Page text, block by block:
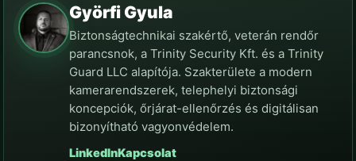
Györfi Gyula
Biztonságtechnikai szakértő, veterán rendőr
parancsnok, a Trinity Security Kft. és a Trinity
Guard LLC alapítója. Szakterülete a modern
kamerarendszerek, telephelyi biztonsági
koncepciók, őrjárat-ellenőrzés és digitálisan
bizonyítható vagyonvédelem.
LinkedInKapcsolat